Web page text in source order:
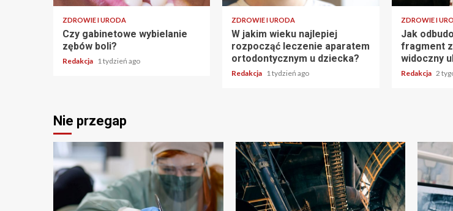
ZDROWIE I URODA
Czy gabinetowe wybielanie
zębów boli?
Redakcja 1 tydzień ago
ZDROWIE I URODA
W jakim wieku najlepiej
rozpocząć leczenie aparatem
ortodontycznym u dziecka?
Redakcja 1 tydzień ago
ZDROWIE I
Jak
fragment
widoczny
Redakcja 2
Nie przegap